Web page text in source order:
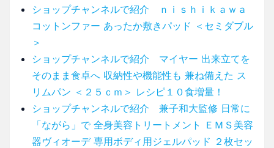
ショップチャンネルで紹介 ｎｉｓｈｉｋａｗａ
コットンファー あったか敷きパッド ＜セミダブル
＞
ショップチャンネルで紹介 マイヤー 出来立てを
そのまま食卓へ 収納性や機能性も 兼ね備えた ス
リムパン ＜２５ｃｍ＞ レシピ１０食増量！
ショップチャンネルで紹介 兼子和大監修 日常に
「ながら」で 全身美容トリートメント ＥＭＳ美容
器ヴィオーデ 専用ボディ用ジェルパッド ２枚セッ